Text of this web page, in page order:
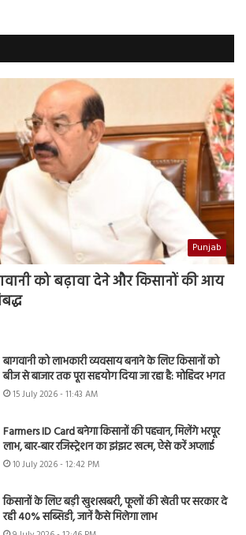
Punjab
को बढ़ावा देने और किसानों की आय
बागवानी को लाभकारी व्यवसाय बनाने के लिए किसानों को
बीज से बाजार तक पूरा सहयोग दिया जा रहा है: मोहिंदर भगत
15 July 2026 - 11:43 AM
Farmers ID Card बनेगा किसानों की पहचान, मिलेंगे भरपूर
लाभ, बार-बार रजिस्ट्रेशन का झंझट खत्म, ऐसे करें अप्लाई
10 July 2026 - 12:42 PM
किसानों के लिए बड़ी खुशखबरी, फूलों की खेती पर सरकार दे
रही 40% सब्सिडी, जानें कैसे मिलेगा लाभ